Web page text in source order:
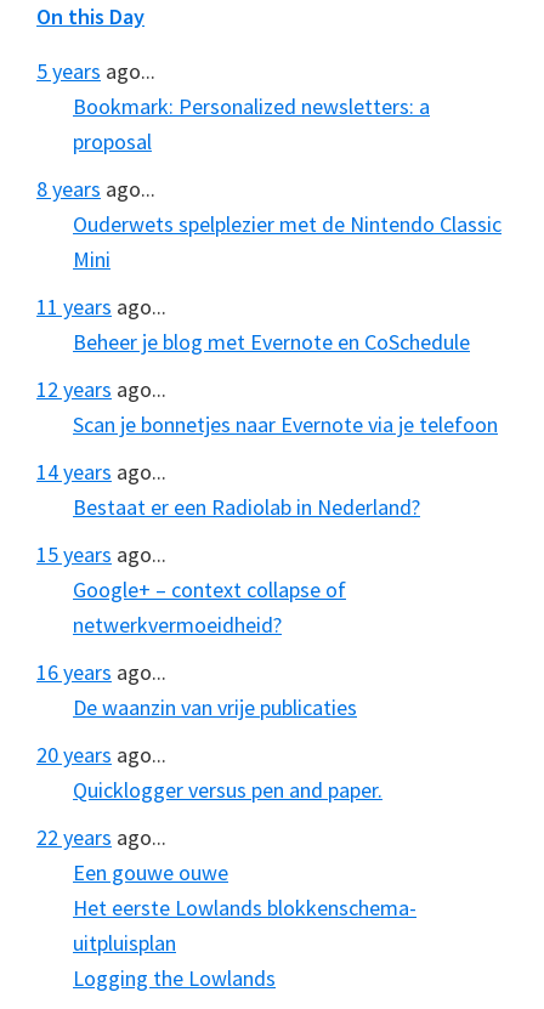
On this Day
5 years ago...
Bookmark: Personalized newsletters: a
proposal
8 years ago...
Ouderwets spelplezier met de Nintendo Classic
Mini
11 years ago...
Beheer je blog met Evernote en CoSchedule
12 years ago...
Scan je bonnetjes naar Evernote via je telefoon
14 years ago...
Bestaat er een Radiolab in Nederland?
15 years ago...
Google+ – context collapse of
netwerkvermoeidheid?
16 years ago...
De waanzin van vrije publicaties
20 years ago...
Quicklogger versus pen and paper.
22 years ago...
Een gouwe ouwe
Het eerste Lowlands blokkenschema-
uitpluisplan
Logging the Lowlands